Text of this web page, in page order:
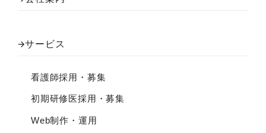
サービス
看護師採用・募集
初期研修医採用・募集
Web制作・運用